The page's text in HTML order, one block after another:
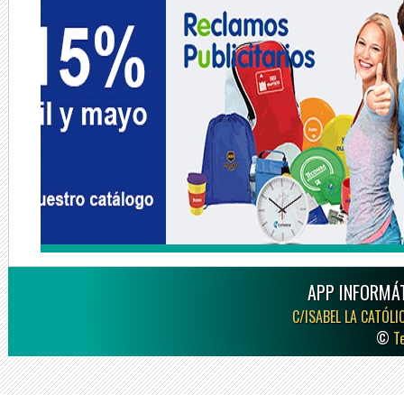
APP
C/ISABEL LA
©